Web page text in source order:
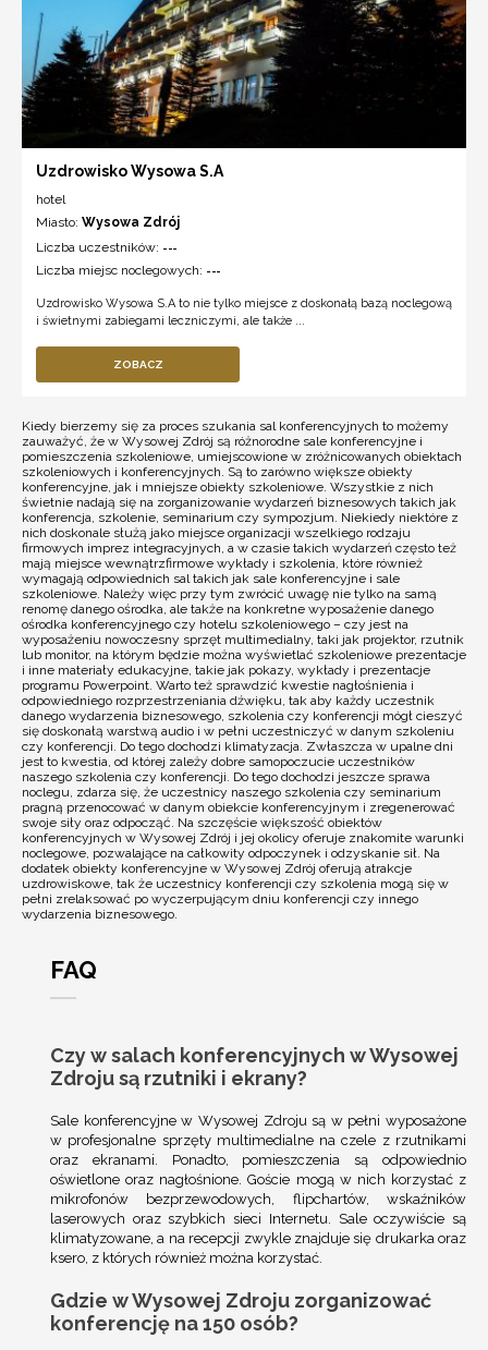
Uzdrowisko Wysowa S.A
hotel
Miasto: Wysowa Zdrój
Liczba uczestników: ---
Liczba miejsc noclegowych: ---
Uzdrowisko Wysowa S.A to nie tylko miejsce z doskonałą bazą noclegową
i świetnymi zabiegami leczniczymi, ale także ...
ZOBACZ
Kiedy bierzemy się za proces szukania sal konferencyjnych to możemy
zauważyć, że w Wysowej Zdrój są różnorodne sale konferencyjne i
pomieszczenia szkoleniowe, umiejscowione w zróżnicowanych obiektach
szkoleniowych i konferencyjnych. Są to zarówno większe obiekty
konferencyjne, jak i mniejsze obiekty szkoleniowe. Wszystkie z nich
świetnie nadają się na zorganizowanie wydarzeń biznesowych takich jak
konferencja, szkolenie, seminarium czy sympozjum. Niekiedy niektóre z
nich doskonale służą jako miejsce organizacji wszelkiego rodzaju
firmowych imprez integracyjnych, a w czasie takich wydarzeń często też
mają miejsce wewnątrzfirmowe wykłady i szkolenia, które również
wymagają odpowiednich sal takich jak sale konferencyjne i sale
szkoleniowe. Należy więc przy tym zwrócić uwagę nie tylko na samą
renomę danego ośrodka, ale także na konkretne wyposażenie danego
ośrodka konferencyjnego czy hotelu szkoleniowego – czy jest na
wyposażeniu nowoczesny sprzęt multimedialny, taki jak projektor, rzutnik
lub monitor, na którym będzie można wyświetlać szkoleniowe prezentacje
i inne materiały edukacyjne, takie jak pokazy, wykłady i prezentacje
programu Powerpoint. Warto też sprawdzić kwestie nagłośnienia i
odpowiedniego rozprzestrzeniania dźwięku, tak aby każdy uczestnik
danego wydarzenia biznesowego, szkolenia czy konferencji mógł cieszyć
się doskonałą warstwą audio i w pełni uczestniczyć w danym szkoleniu
czy konferencji. Do tego dochodzi klimatyzacja. Zwłaszcza w upalne dni
jest to kwestia, od której zależy dobre samopoczucie uczestników
naszego szkolenia czy konferencji. Do tego dochodzi jeszcze sprawa
noclegu, zdarza się, że uczestnicy naszego szkolenia czy seminarium
pragną przenocować w danym obiekcie konferencyjnym i zregenerować
swoje siły oraz odpocząć. Na szczęście większość obiektów
konferencyjnych w Wysowej Zdrój i jej okolicy oferuje znakomite warunki
noclegowe, pozwalające na całkowity odpoczynek i odzyskanie sił. Na
dodatek obiekty konferencyjne w Wysowej Zdrój oferują atrakcje
uzdrowiskowe, tak że uczestnicy konferencji czy szkolenia mogą się w
pełni zrelaksować po wyczerpującym dniu konferencji czy innego
wydarzenia biznesowego.
FAQ
Czy w salach konferencyjnych w Wysowej
Zdroju są rzutniki i ekrany?
Sale konferencyjne w Wysowej Zdroju są w pełni wyposażone
w profesjonalne sprzęty multimedialne na czele z rzutnikami
oraz ekranami. Ponadto, pomieszczenia są odpowiednio
oświetlone oraz nagłośnione. Goście mogą w nich korzystać z
mikrofonów bezprzewodowych, flipchartów, wskaźników
laserowych oraz szybkich sieci Internetu. Sale oczywiście są
klimatyzowane, a na recepcji zwykle znajduje się drukarka oraz
ksero, z których również można korzystać.
Gdzie w Wysowej Zdroju zorganizować
konferencję na 150 osób?